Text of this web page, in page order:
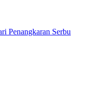
Penangkaran Serbu